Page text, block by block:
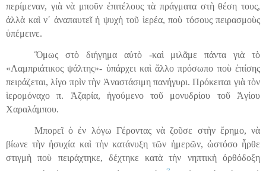
περίμεναν, γιὰ νὰ μποῦν ἐπιτέλους τὰ πράγματα στὴ θέση τους,
ἀλλὰ καὶ ν᾿ ἀναπαυτεῖ ἡ ψυχὴ τοῦ ἱερέα, ποὺ τόσους πειρασμοὺς
ὑπέμεινε.
Ὅμως στὸ διήγημα αὐτὸ -καὶ μιλᾶμε πάντα γιὰ τὸ
«Λαμπριάτικος ψάλτης»- ὑπάρχει καὶ ἄλλο πρόσωπο ποὺ ἐπίσης
πειράζεται, λίγο πρὶν τὴν Ἀναστάσιμη πανήγυρι. Πρόκειται γιὰ τὸν
ἱερομόναχο π. Ἀζαρία, ἡγούμενο τοῦ μονυδρίου τοῦ Ἁγίου
Χαραλάμπου.
Μπορεῖ ὁ ἐν λόγω Γέροντας νὰ ζοῦσε στὴν ἔρημο, νὰ
βίωνε τὴνἡσυχία καὶ τὴν κατάνυξη τῶν ἡμερῶν, ὡστόσο ἦρθε
στιγμὴ ποὺ πειράχτηκε, δέχτηκε κατὰ τὴν νηπτικὴ ὀρθόδοξη